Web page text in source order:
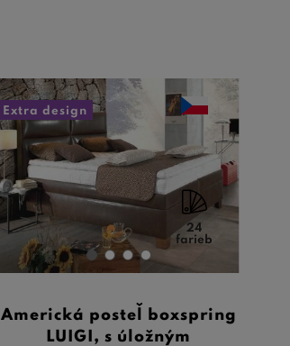
Extra design
24
farieb
Americká posteľ boxspring
LUIGI, s úložným